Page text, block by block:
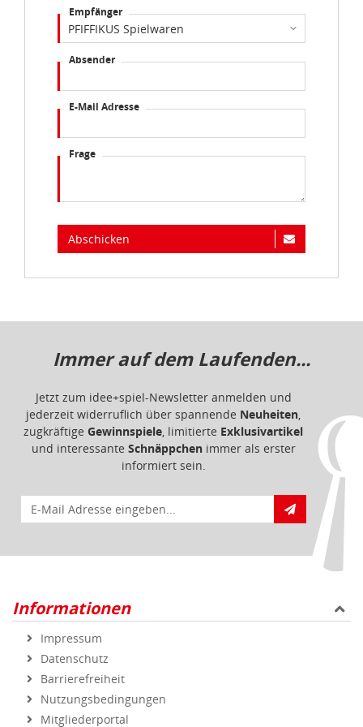
Empfänger
Absender
E-Mail Adresse
Frage
Abschicken
Immer auf dem Laufenden...
Jetzt zum idee+spiel-Newsletter anmelden und
jederzeit widerruflich über spannende Neuheiten,
zugkräftige Gewinnspiele, limitierte Exklusivartikel
und interessante Schnäppchenimmer als erster
informiert sein.
E-Mail für Newsletteranmeldung
Informationen
Impressum
Datenschutz
Barrierefreiheit
Nutzungsbedingungen
Mitgliederportal